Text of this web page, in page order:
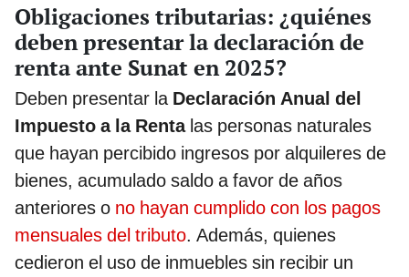
Obligaciones tributarias: ¿quiénes
deben presentar la declaración de
renta ante Sunat en 2025?
Deben presentar la Declaración Anual del
Impuesto a la Rentalas personas naturales
que hayan percibido ingresos por alquileres de
bienes, acumulado saldo a favor de años
anteriores o no hayan cumplido con los pagos
mensuales del tributo. Además, quienes
cedieron el uso de inmuebles sin recibir un